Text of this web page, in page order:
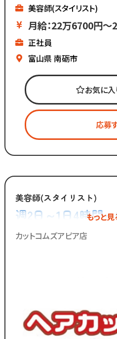
という方にもピッタリ◎
▼白髪染め専門店
▼ノルマはないけど
基本給が高いのでしっかり稼
▼残業ほぼなし
▼全国200店舗展開
∴‥∵‥∴‥∵‥∴‥
「美容師の仕事は好きだけど
長時間労働＋低賃金で転職し
「物価ばかり上がって
給与は上がらず生活に余裕が
そんな働き方はもう古い。
カットコムズが運営する
白髪染め専門店「マルソメ」。
「今より稼げるけど、
ホワイトな労働環境」
で一緒に働きませんか？
30代～50代の方に
多く選ばれています！
美容師(スタイリスト)
月給：22万6700円
正社員
富山県 南砺市
お気に
応募
美容師(スタイリスト)
週2日～1日4時間
カットのみ◎シャ
もっと見
カットコムズアピア店